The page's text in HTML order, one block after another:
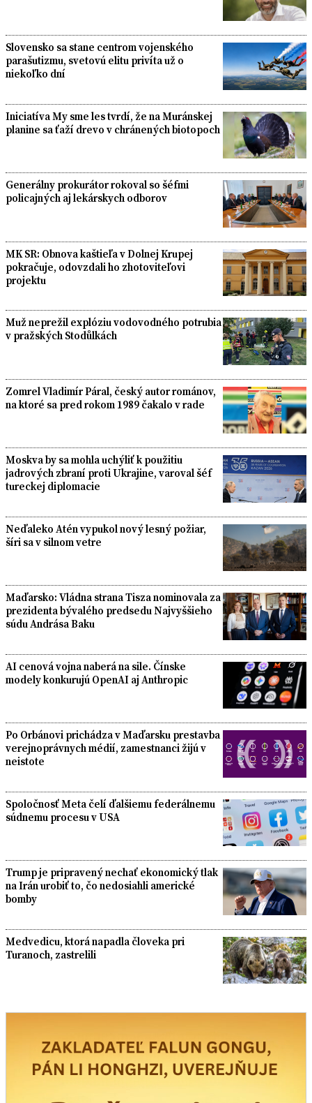
Slovensko sa stane centrom vojenského
parašutizmu, svetovú elitu privíta už o
niekoľko dní
Iniciatíva My sme les tvrdí, že na Muránskej
planine sa ťaží drevo v chránených biotopoch
Generálny prokurátor rokoval so šéfmi
policajných aj lekárskych odborov
MK SR: Obnova kaštieľa v Dolnej Krupej
pokračuje, odovzdali ho zhotoviteľovi
projektu
Muž neprežil explóziu vodovodného potrubia
v pražských Stodůlkách
Zomrel Vladimír Páral, český autor románov,
na ktoré sa pred rokom 1989 čakalo v rade
Moskva by sa mohla uchýliť k použitiu
jadrových zbraní proti Ukrajine, varoval šéf
tureckej diplomacie
Neďaleko Atén vypukol nový lesný požiar,
šíri sa v silnom vetre
Maďarsko: Vládna strana Tisza nominovala za
prezidenta bývalého predsedu Najvyššieho
súdu Andrása Baku
AI cenová vojna naberá na sile. Čínske
modely konkurujú OpenAI aj Anthropic
Po Orbánovi prichádza v Maďarsku prestavba
verejnoprávnych médií, zamestnanci žijú v
neistote
Spoločnosť Meta čelí ďalšiemu federálnemu
súdnemu procesu v USA
Trump je pripravený nechať ekonomický tlak
na Irán urobiť to, čo nedosiahli americké
bomby
Medvedicu, ktorá napadla človeka pri
Turanoch, zastrelili